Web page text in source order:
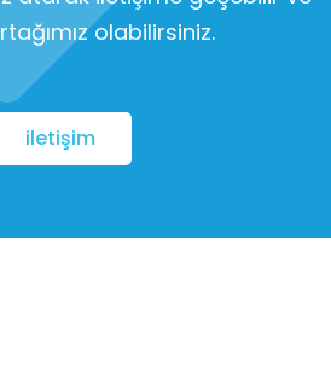
olabilirsiniz.
iletişim